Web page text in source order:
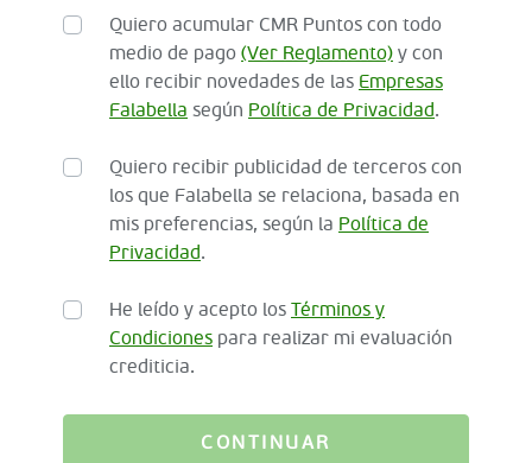
Quiero acumular CMR Puntos con todo
medio de pago (Ver Reglamento) y con
ello recibir novedades de las Empresas
Falabella según Política de Privacidad.
Quiero recibir publicidad de terceros con
los que Falabella se relaciona, basada en
mis preferencias, según la Política de
Privacidad.
He leído y acepto los Términos y
Condiciones para realizar mi evaluación
crediticia.
CONTINUAR